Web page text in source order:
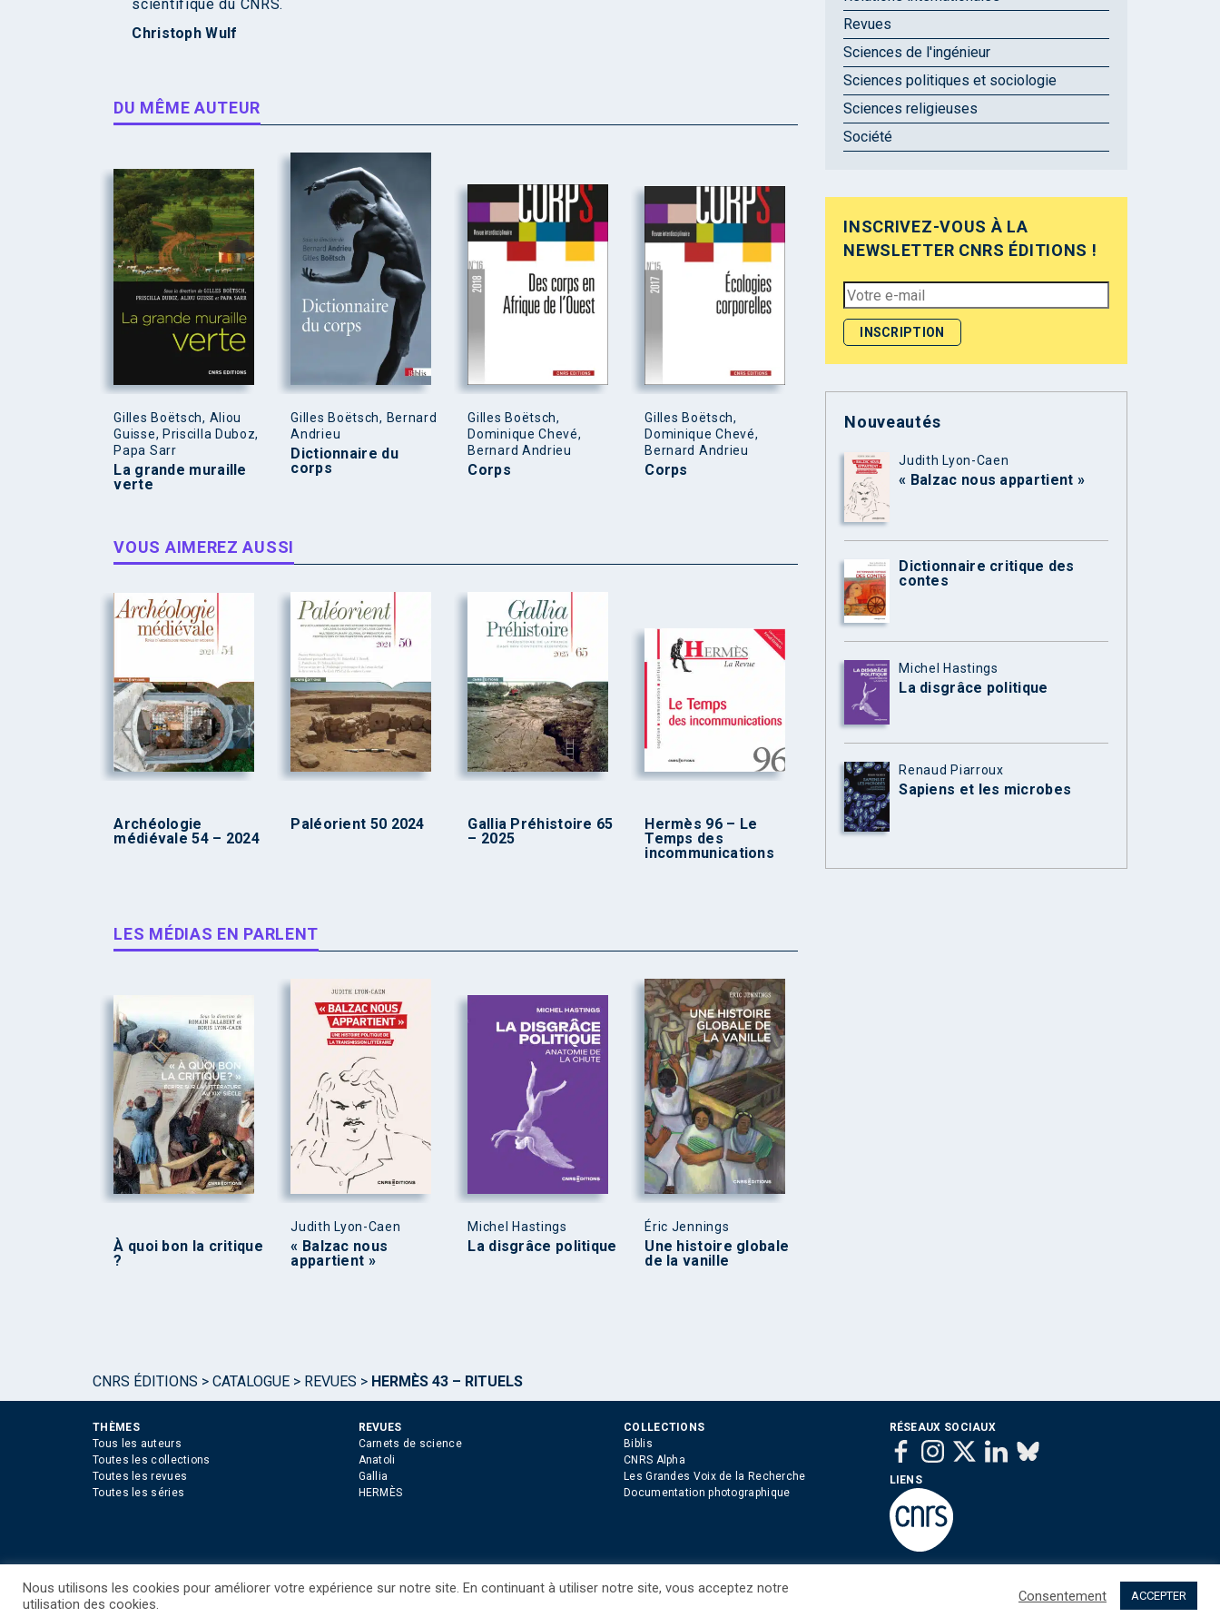
scientifique du CNRS.
Christoph Wulf
DU MÊME AUTEUR
Gilles Boëtsch, Aliou
Guisse, Priscilla Duboz,
Papa Sarr
La grande muraille
verte
Gilles Boëtsch, Bernard
Andrieu
Dictionnaire du
corps
Gilles Boëtsch,
Dominique Chevé,
Bernard Andrieu
Corps
Gilles Boëtsch,
Dominique Chevé,
Bernard Andrieu
Corps
VOUS AIMEREZ AUSSI
Archéologie
médiévale 54 – 2024
Paléorient 50 2024
Gallia Préhistoire 65
– 2025
Hermès 96 – Le
Temps des
incommunications
LES MÉDIAS EN PARLENT
À quoi bon la critique
?
Judith Lyon-Caen
« Balzac nous
appartient »
Michel Hastings
La disgrâce politique
Éric Jennings
Une histoire globale
de la vanille
Revues
Sciences de l'ingénieur
Sciences politiques et sociologie
Sciences religieuses
Société
INSCRIVEZ-VOUS À LA
NEWSLETTER CNRS ÉDITIONS !
Nouveautés
Judith Lyon-Caen
« Balzac nous appartient »
Dictionnaire critique des
contes
Michel Hastings
La disgrâce politique
Renaud Piarroux
Sapiens et les microbes
CNRS ÉDITIONS > CATALOGUE > REVUES > HERMÈS 43 – RITUELS
THÈMES
Tous les auteurs
Toutes les collections
Toutes les revues
Toutes les séries
REVUES
Carnets de science
Anatoli
Gallia
HERMÈS
COLLECTIONS
Biblis
CNRS Alpha
Les Grandes Voix de la Recherche
Documentation photographique
RÉSEAUX SOCIAUX
LIENS
©CNRS EDITIONS 2025
Nous utilisons les cookies pour améliorer votre expérience sur notre site. En continuant à utiliser notre site, vous acceptez notre
utilisation des cookies.
Consentement ACCEPTER